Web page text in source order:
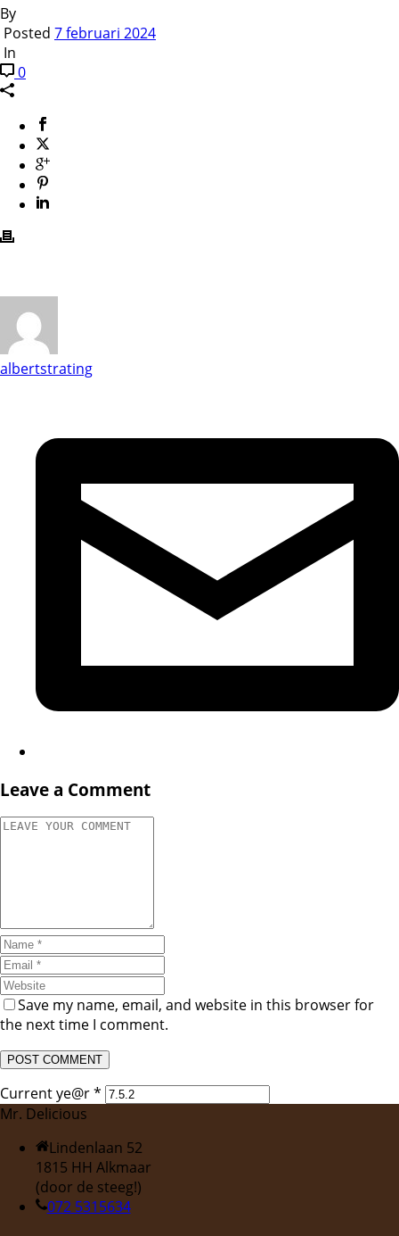
By
Posted 7 februari 2024
In
0
albertstrating
Leave a Comment
Save my name, email, and website in this browser for
the next time I comment.
Current ye@r*
Mr. Delicious
Lindenlaan 52
1815 HH Alkmaar
(door de steeg!)
072 5315634